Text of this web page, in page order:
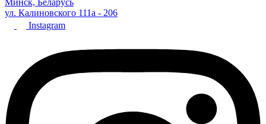
ул. Калиновского 111а - 206
Instagram